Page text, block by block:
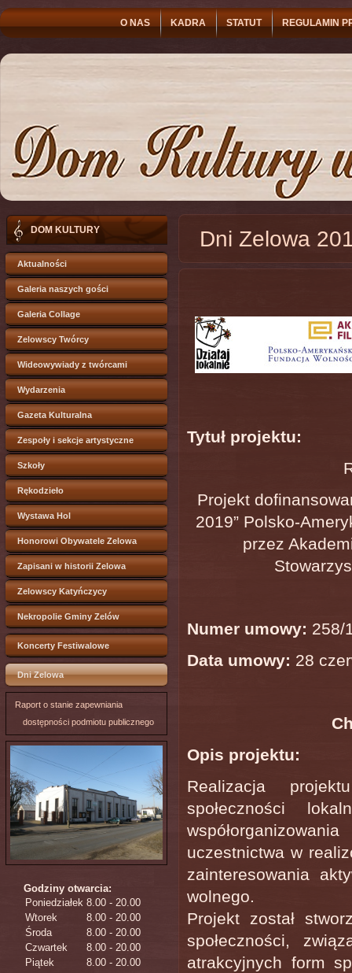
O NAS KADRA STATUT REGULAMIN
DOM KULTURY
Aktualności
Galeria naszych gości
Galeria Collage
Zelowscy Twórcy
Wideowywiady z twórcami
Wydarzenia
Gazeta Kulturalna
Zespoły i sekcje artystyczne
Szkoły
Rękodzieło
Wystawa Hol
Honorowi Obywatele Zelowa
Zapisani w historii Zelowa
Zelowscy Katyńczycy
Nekropolie Gminy Zelów
Koncerty Festiwalowe
Dni Zelowa
Raport o stanie zapewniania
dostępności podmiotu publicznego
Godziny otwarcia:
Poniedziałek 8.00 - 20.00
Wtorek
8.00 - 20.00
Środa
8.00 - 20.00
Czwartek
8.00 - 20.00
Piątek
8.00 - 20.00
Dni Zelowa
Tytuł projektu:
Projekt
2019” Polsko-
przez
Numer umowy: 258/
Data umowy: 28
Opis projektu:
Realizacja
społeczności
uczestnictwa w
zainteresowania
wolnego.
Projekt został
społeczności,
atrakcyjnych form